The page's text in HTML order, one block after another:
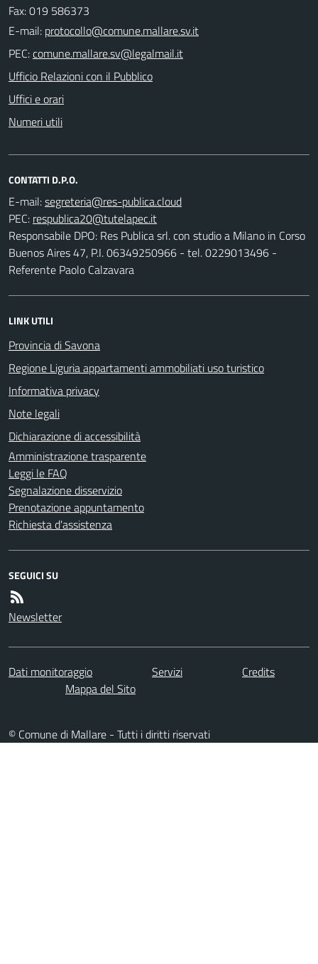
Fax: 019 586373
E-mail:
PEC:
Ufficio Relazioni con il Pubblico
Uffici e orari
Numeri utili
CONTATTI D.P.O.
E-mail:
PEC:
Responsabile DPO: Res Publica srl. con studio a Milano in Corso
Buenos Aires 47, P.I. 06349250966 - tel. 0229013496 -
Referente Paolo Calzavara
LINK UTILI
Provincia di Savona
Regione Liguria appartamenti ammobiliati uso turistico
Informativa privacy
Note legali
Dichiarazione di accessibilità
Amministrazione trasparente
Leggi le FAQ
Segnalazione disservizio
Prenotazione appuntamento
Richiesta d'assistenza
SEGUICI SU
Newsletter
Dati monitoraggio Servizi
Credits
Mappa del Sito
© Comune di Mallare - Tutti i diritti riservati